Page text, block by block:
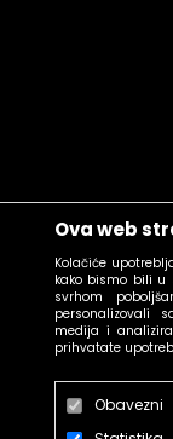
Ova web
Kolačiće
kako bismo bili
svrhom
personalizovali
medija i
prihvatate
Obavezni